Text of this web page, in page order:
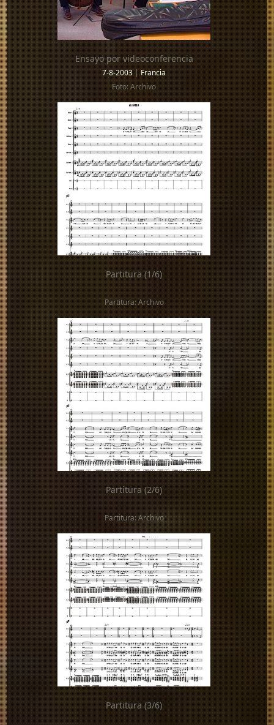
Ensayo por videoconferencia
7-8-2003|Francia
Foto: Archivo
Partitura (1/6)
Partitura: Archivo
Partitura (2/6)
Partitura: Archivo
Partitura (3/6)